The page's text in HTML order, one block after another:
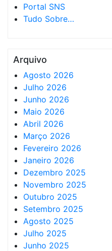
Portal SNS
Tudo Sobre…
Arquivo
Agosto 2026
Julho 2026
Junho 2026
Maio 2026
Abril 2026
Março 2026
Fevereiro 2026
Janeiro 2026
Dezembro 2025
Novembro 2025
Outubro 2025
Setembro 2025
Agosto 2025
Julho 2025
Junho 2025